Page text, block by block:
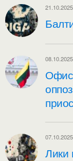
21.10.2025
08.10.2025
Офис
07.10.2025
Лики